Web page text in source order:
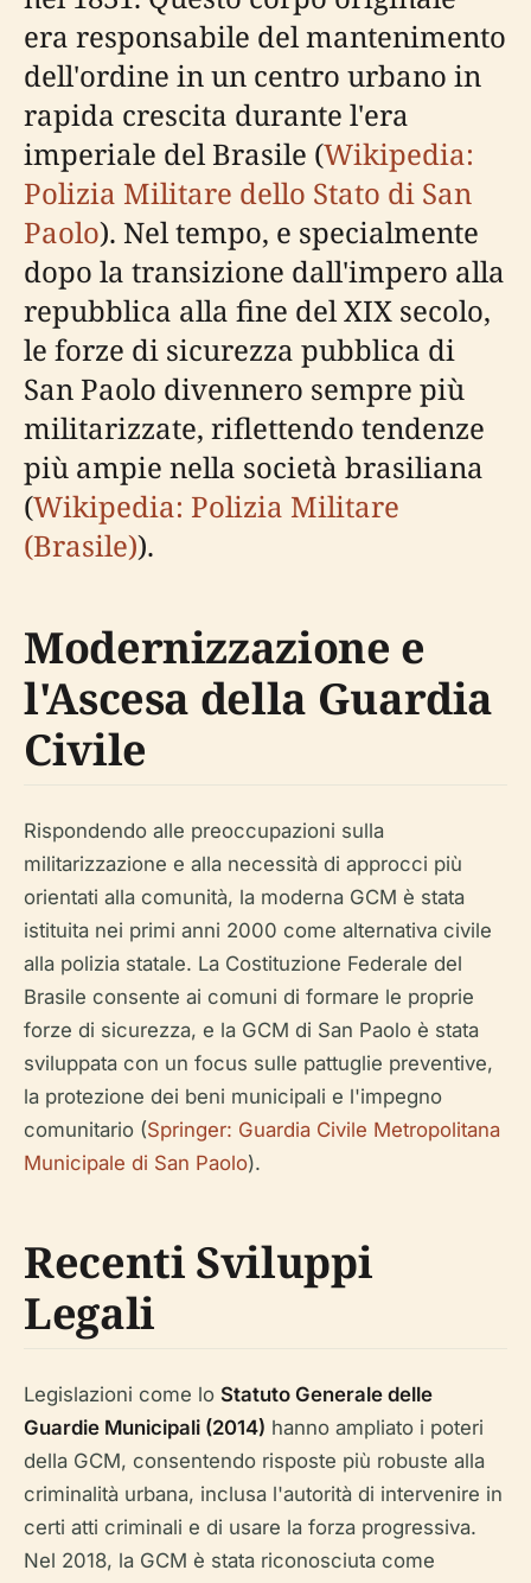
era responsabile del mantenimento
dell'ordine in un centro urbano in
rapida crescita durante l'era
imperiale del Brasile (Wikipedia:
Polizia Militare dello Stato di San
Paolo). Nel tempo, e specialmente
dopo la transizione dall'impero alla
repubblica alla fine del XIX secolo,
le forze di sicurezza pubblica di
San Paolo divennero sempre più
militarizzate, riflettendo tendenze
più ampie nella società brasiliana
(Wikipedia: Polizia Militare
(Brasile)).
Modernizzazione e
l'Ascesa della Guardia
Civile
Rispondendo alle preoccupazioni sulla
militarizzazione e alla necessità di approcci più
orientati alla comunità, la moderna GCM è stata
istituita nei primi anni 2000 come alternativa civile
alla polizia statale. La Costituzione Federale del
Brasile consente ai comuni di formare le proprie
forze di sicurezza, e la GCM di San Paolo è stata
sviluppata con un focus sulle pattuglie preventive,
la protezione dei beni municipali e l'impegno
comunitario (Springer: Guardia Civile Metropolitana
Municipale di San Paolo).
Recenti Sviluppi
Legali
Legislazioni come lo Statuto Generale delle
Guardie Municipali (2014) hanno ampliato i poteri
della GCM, consentendo risposte più robuste alla
criminalità urbana, inclusa l'autorità di intervenire in
certi atti criminali e di usare la forza progressiva.
Nel 2018, la GCM è stata riconosciuta come